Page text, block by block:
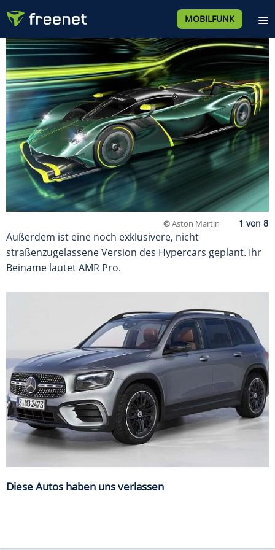
MOBILFUNK
©Aston Martin
Außerdem ist eine noch exklusivere, nicht
straßenzugelassene Version des Hypercars geplant. Ihr
Beiname lautet AMR Pro.
Diese Autos haben uns verlassen